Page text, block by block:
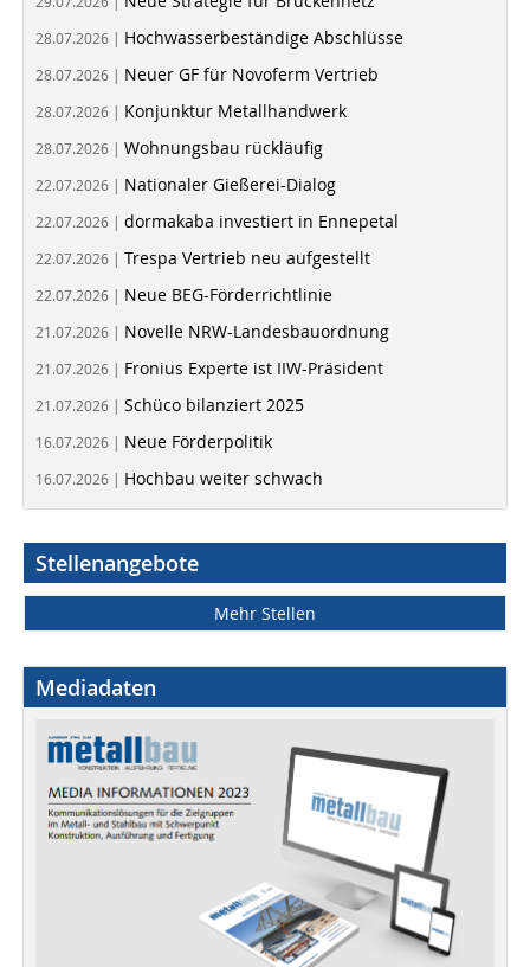
28.07.2026 | Hochwasserbeständige Abschlüsse
28.07.2026 | Neuer GF für Novoferm Vertrieb
28.07.2026 | Konjunktur Metallhandwerk
28.07.2026 | Wohnungsbau rückläufig
22.07.2026 | Nationaler Gießerei-Dialog
22.07.2026 | dormakaba investiert in Ennepetal
22.07.2026 | Trespa Vertrieb neu aufgestellt
22.07.2026 | Neue BEG-Förderrichtlinie
21.07.2026 | Novelle NRW-Landesbauordnung
21.07.2026 | Fronius Experte ist IIW-Präsident
21.07.2026 | Schüco bilanziert 2025
16.07.2026 | Neue Förderpolitik
16.07.2026 | Hochbau weiter schwach
Stellenangebote
Mehr Stellen
Mediadaten